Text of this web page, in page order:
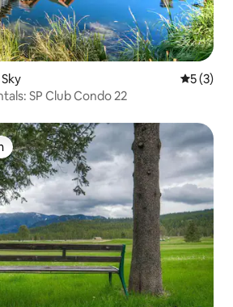
5 (3)
SP Club Condo 22